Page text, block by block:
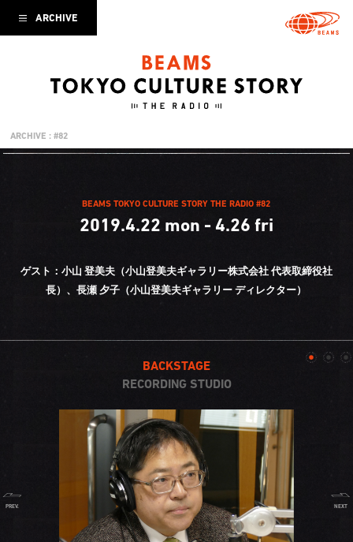
ARCHIVE
ARCHIVE : #82
BEAMS TOKYO CULTURE STORY THE RADIO #82
2019.4.22 mon - 4.26 fri
ゲスト：小山 登美夫（小山登美夫ギャラリー株式会社 代表取締役社
長）、長瀬 夕子（小山登美夫ギャラリー ディレクター）
BACKSTAGE
RECORDING STUDIO
PREV. NEXT